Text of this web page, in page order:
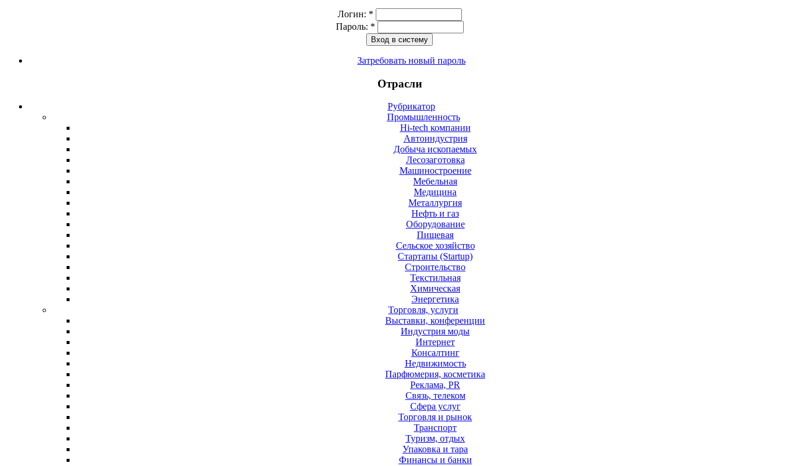
Логин: *
Пароль: *
Затребовать новый пароль
Отрасли
Рубрикатор
Промышленность
Hi-tech компании
Автоиндустрия
Добыча ископаемых
Лесозаготовка
Машиностроение
Мебельная
Медицина
Металлургия
Нефть и газ
Оборудование
Пищевая
Сельское хозяйство
Стартапы (Startup)
Строительство
Текстильная
Химическая
Энергетика
Торговля, услуги
Выставки, конференции
Индустрия моды
Интернет
Консалтинг
Недвижимость
Парфюмерия, косметика
Реклама, PR
Связь, телеком
Сфера услуг
Торговля и рынок
Транспорт
Туризм, отдых
Упаковка и тара
Финансы и банки